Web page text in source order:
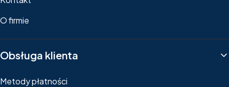
O firmie
Obsługa klienta
Metody płatności